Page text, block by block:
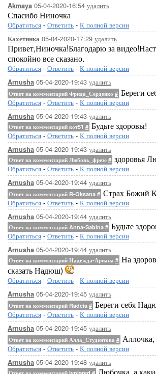
Akmaya 05-04-2020-16:54 удалить
Спасибо Ниночка
Обратиться - Ответить - К полной версии
Кахетинка 05-04-2020-17:29 удалить
Привет,Ниночка!Благодарю за
спокойно все сказано.
Обратиться - Ответить - К полной версии
Arnusha 05-04-2020-19:43 удалить
Ответ на комментарий Фрида_Серденко # Береги
Обратиться - Ответить - К полной версии
Arnusha 05-04-2020-19:43 удалить
Ответ на комментарий кот51 # Будьте здоровы!
Обратиться - Ответить - К полной версии
Arnusha 05-04-2020-19:43 удалить
Ответ на комментарий Любовь_фрезе # здоровья
Обратиться - Ответить - К полной версии
Arnusha 05-04-2020-19:44 удалить
Ответ на комментарий R-Oksana # Страх Божий
Обратиться - Ответить - К полной версии
Arnusha 05-04-2020-19:44 удалить
Ответ на комментарий Anna-Sabina # Будьте
Обратиться - Ответить - К полной версии
Arnusha 05-04-2020-19:44 удалить
Ответ на комментарий Надежда-Ариана # На
сказать Надюш)
Обратиться - Ответить - К полной версии
Arnusha 05-04-2020-19:45 удалить
Ответ на комментарий Radeia # Береги себя
Обратиться - Ответить - К полной версии
Arnusha 05-04-2020-19:45 удалить
Ответ на комментарий Алла_Студентова # Аллочка,
Обратиться - Ответить - К полной версии
Arnusha 05-04-2020-19:48 удалить